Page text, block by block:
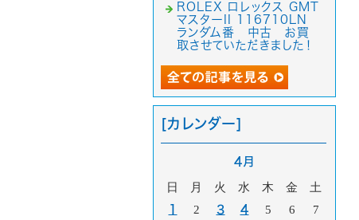
ROLEX ロレックス GMT
マスターII 116710LN
ランダム番 中古 お買
取させていただきました！
[カレンダー]
4月
日 月 火 水 木 金 土
1 2 3 4 5 6 7